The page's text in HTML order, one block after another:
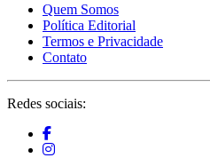
Quem Somos
Política Editorial
Termos e Privacidade
Contato
Redes sociais: